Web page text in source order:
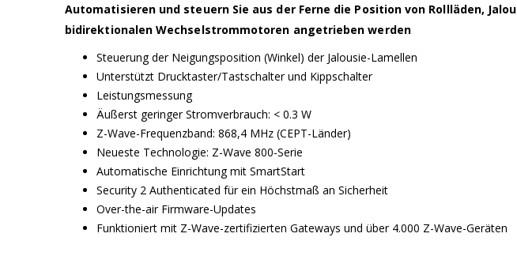
Automatisieren und steuern Sie aus der Ferne die Position von Rollläden,
bidirektionalen Wechselstrommotoren angetrieben werden
Steuerung der Neigungsposition (Winkel) der Jalousie-Lamellen
Unterstützt Drucktaster/Tastschalter und Kippschalter
Leistungsmessung
Äußerst geringer Stromverbrauch: < 0.3 W
Z-Wave-Frequenzband: 868,4 MHz (CEPT-Länder)
Neueste Technologie: Z-Wave 800-Serie
Automatische Einrichtung mit SmartStart
Security 2 Authenticated für ein Höchstmaß an Sicherheit
Over-the-air Firmware-Updates
Funktioniert mit Z-Wave-zertifizierten Gateways und über 4.000 Z-Wave-Geräten